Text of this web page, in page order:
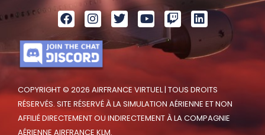
COPYRIGHT © 2026 AIRFRANCE VIRTUEL | TOUS DROITS
RÉSERVÉS. SITE RÉSERVÉ À LA SIMULATION AÉRIENNE ET NON
AFFILIÉ DIRECTEMENT OU INDIRECTEMENT À LA COMPAGNIE
AÉRIENNE AIRFRANCE KLM.